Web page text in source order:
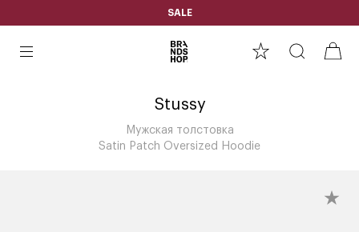
SALE
Stussy
Мужская толстовка
Satin Patch Oversized Hoodie